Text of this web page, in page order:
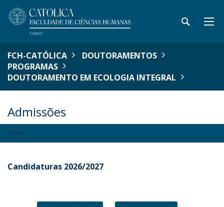
FCH-CATÓLICA
DOUTORAMENTOS
PROGRAMAS
DOUTORAMENTO EM ECOLOGIA INTEGRAL
Admissões
Candidaturas 2026/2027